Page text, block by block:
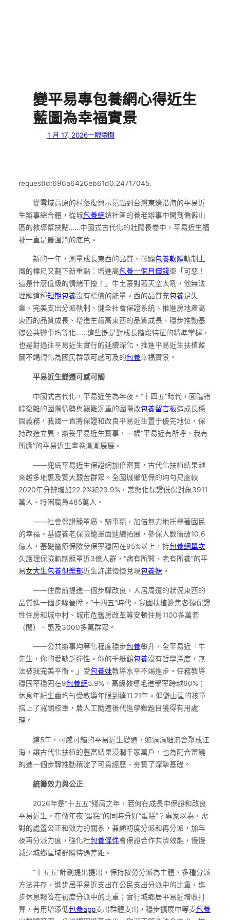
變平易專包養網心得近生
藍圖為幸福實景
1 月 17, 2026一眼瞬間
requestId:696a6426eb61d0.24717045.
從雪域高原的村落復興示范點到台灣東邊沿海的平易近
生辦事綜合體，從城包養網鎮社區的養老辦事中間到偏僻山
區的教導幫扶點……中國式古代化的壯闊長卷中，平易近生福
祉一直是最溫潤的底色。
新的一年，測量成長東西的品質、彰顯包養軟體軌制上
風的標尺又劃下新重點：增進高包養一個月價錢東「可惡！
這是什麼低級的情緒干擾！」牛土豪對著天空大吼，他無法
理解這種短期包養沒有標價的能量。西的品質充包養足失
業、完美支出分派軌制、健全社會保證系統、推進房地產高
東西的品質成長、增進生齒高東西的品質成長、穩步推動基
礎公共辦事均等化……這些既是對成長階段特征的精準掌握，
也是對過往平易近生實行的延續深化，推進平易近生扶植藍
圖不竭轉化為國民群眾可感可及的包養幸福實景。
平易近生變遷可感可觸
中國式古代化，平易近生為年夜。“十四五”時代，面臨錯
綜復雜的國際情勢與艱難沉重的國際改包養留言板造成長穩
固義務，我國一直將保證和改良平易近生置于優先地位，保
持改造立異，辦妥平易近生實事，一幅“平易近有所呼、我有
所應”的平易近生畫卷漸漸展展。
——兜底平易近生保證網加倍密實，古代化扶植結果越
來越多地惠及寬大艱苦群眾。全國城鄉低保的均勻尺度較
2020年分辨增加22.2%和23.9%，常態化保證低保對象3911
萬人、特困職員485萬人。
——社會保證籠罩廣、辦事精，加倍無力地托舉著國民
的幸福。基礎養老保險籠罩面連續拓展，參保人數衝破10.6
億人，基礎醫療保險參保率穩固在95%以上，持包養網單次
久護理保險軌制籠罩近3億人群，“病有所醫、老有所養”的平
易女大生包養俱樂部近生許諾慢慢兌現包養妹 。
——住房前提進一個步驟改良，人居周遭的狀況東西的
品質進一個步驟晉陞。“十四五”時代，我國扶植籌集各類保證
性住房和城中村、城市危舊房改革等安頓住房1100多萬套
（間）、惠及3000多萬群眾。
——公共辦事均等化程度穩步包養攀升，全平易近「牛
先生，你的愛缺乏彈性。你的千紙鶴包養沒有哲學深度，無
法被我完美平衡。」受包養妹教導水平不竭進步。任務教導
穩固率穩固在9包養網5.9%，高級教導毛進學率跨越60%；
休息年紀生齒均勻受教導年限到達11.21年。偏僻山區的孩童
搭上了寬闊校車，農人工隨遷後代進學難題目獲得有用處
理。
這5年，可感可觸的平易近生變遷，如涓涓細流會聚成江
海，讓古代化扶植的豐富結果浸潤千家萬戶，也為配合富饒
的進一個步驟推動積淀了可貴經歷、夯實了深摯基礎。
統籌效力與公正
2026年是“十五五”殘局之年，若何在成長中保證和改良
平易近生，在做年夜“蛋糕”的同時分好“蛋糕”？專家以為，需
對的處置公正和效力的關系，兼顧初度分派和再分派，加年
夜再分派力度，強化社包養條件會保證合作共濟效能，慢慢
減少城鄉區域群體待遇差距。
“十五五”計劃提出提出，保持按勞分派為主體、多種分派
方法并存，進步居平易近支出在公民支出分派中的比重，進
步休息報答在初度分派中的比重；實行城鄉居平易近增收打
算，有用增添低包養app支出群體支出，穩步擴展中等支包養